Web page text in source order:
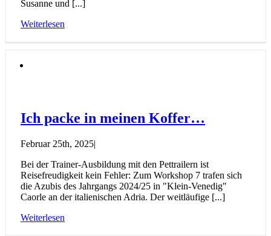
Susanne und [...]
Weiterlesen
Ich packe in meinen Koffer…
Februar 25th, 2025|
Bei der Trainer-Ausbildung mit den Pettrailern ist
Reisefreudigkeit kein Fehler: Zum Workshop 7 trafen sich
die Azubis des Jahrgangs 2024/25 in "Klein-Venedig"
Caorle an der italienischen Adria. Der weitläufige [...]
Weiterlesen